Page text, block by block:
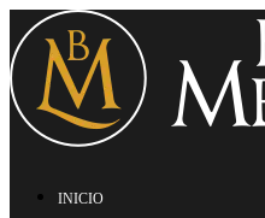
INICIO